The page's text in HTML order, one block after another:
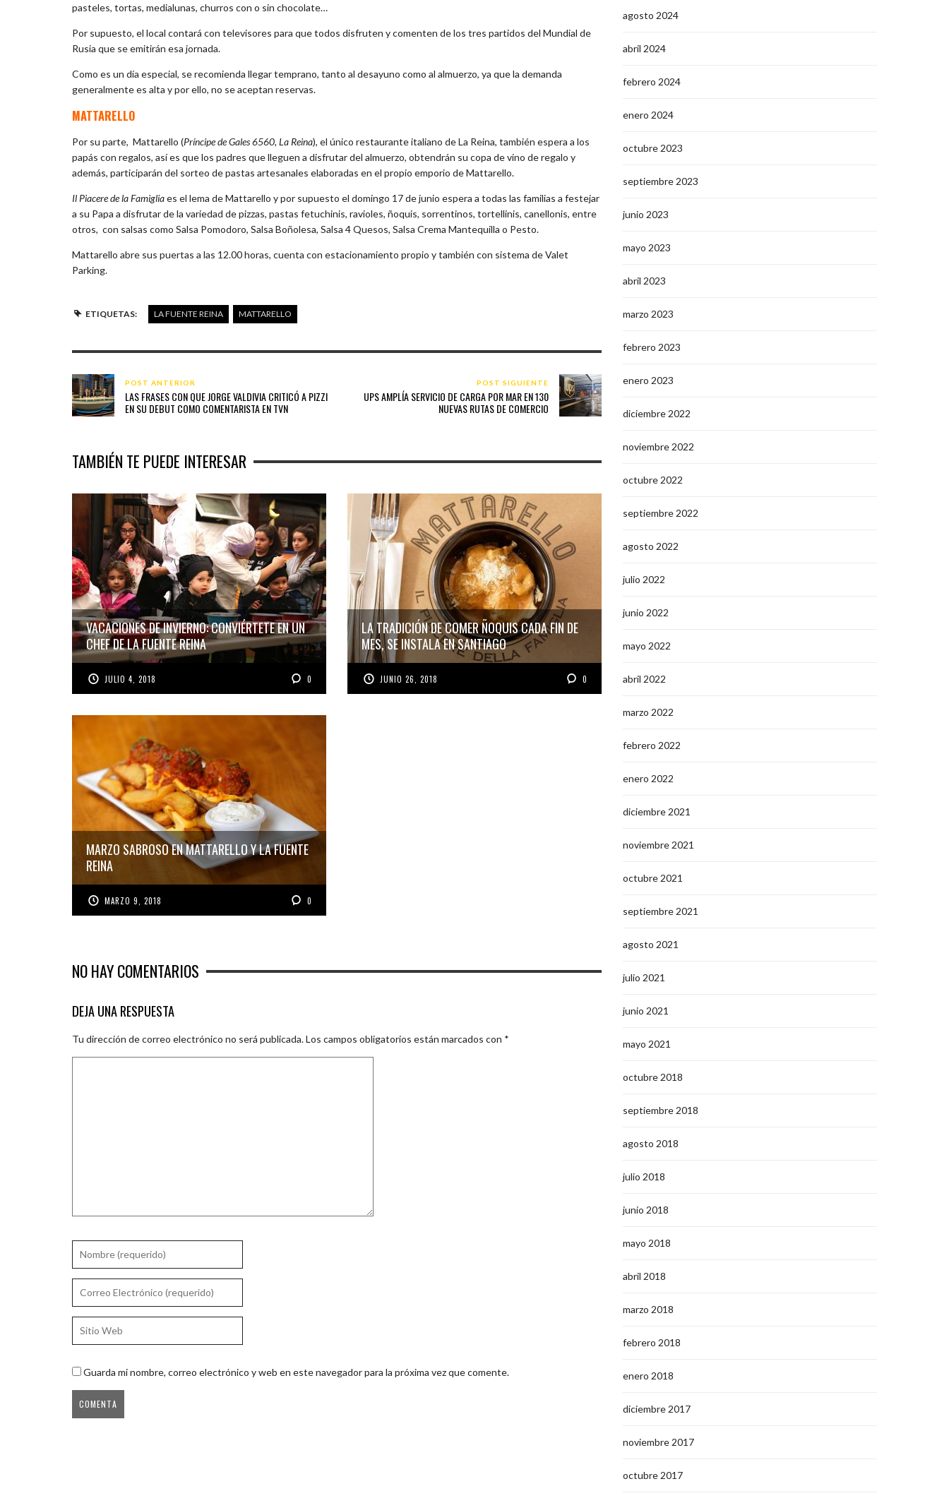
pasteles, tortas, medialunas, churros con o sin chocolate…
Por supuesto, el local contará con televisores para que todos disfruten y comenten de los tres partidos del Mundial de
Rusia que se emitirán esa jornada.
Como es un día especial, se recomienda llegar temprano, tanto al desayuno como al almuerzo, ya que la demanda
generalmente es alta y por ello, no se aceptan reservas.
MATTARELLO
Por su parte, Mattarello (Príncipe de Gales 6560, La Reina), el único restaurante italiano de La Reina, también espera a los
papás con regalos, así es que los padres que lleguen a disfrutar del almuerzo, obtendrán su copa de vino de regalo y
además, participarán del sorteo de pastas artesanales elaboradas en el propio emporio de Mattarello.
Il Piacere de la Famigliaes el lema de Mattarello y por supuesto el domingo 17 de junio espera a todas las familias a festejar
a su Papa a disfrutar de la variedad de pizzas, pastas fetuchinis, ravioles, ñoquis, sorrentinos, tortellinis, canellonis, entre
otros, con salsas como Salsa Pomodoro, Salsa Boñolesa, Salsa 4 Quesos, Salsa Crema Mantequilla o Pesto.
Mattarello abre sus puertas a las 12.00 horas, cuenta con estacionamiento propio y también con sistema de Valet
Parking.
ETIQUETAS: LA FUENTE REINA MATTARELLO
POST ANTERIOR
LAS FRASES CON QUE JORGE VALDIVIA CRITICÓ A PIZZI
EN SU DEBUT COMO COMENTARISTA EN TVN
POST SIGUIENTE
UPS AMPLÍA SERVICIO DE CARGA POR MAR EN 130
NUEVAS RUTAS DE COMERCIO
TAMBIÉN TE PUEDE INTERESAR
VACACIONES DE INVIERNO: CONVIÉRTETE EN UN
CHEF DE LA FUENTE REINA
JULIO 4, 2018 0
LA TRADICIÓN DE COMER ÑOQUIS CADA FIN DE
MES, SE INSTALA EN SANTIAGO
JUNIO 26, 2018 0
MARZO SABROSO EN MATTARELLO Y LA FUENTE
REINA
MARZO 9, 2018 0
NO HAY COMENTARIOS
DEJA UNA RESPUESTA
Tu dirección de correo electrónico no será publicada.Los campos obligatorios están marcados con *
Guarda mi nombre, correo electrónico y web en este navegador para la próxima vez que comente.
agosto 2024
abril 2024
febrero 2024
enero 2024
octubre 2023
septiembre 2023
junio 2023
mayo 2023
abril 2023
marzo 2023
febrero 2023
enero 2023
diciembre 2022
noviembre 2022
octubre 2022
septiembre 2022
agosto 2022
julio 2022
junio 2022
mayo 2022
abril 2022
marzo 2022
febrero 2022
enero 2022
diciembre 2021
noviembre 2021
octubre 2021
septiembre 2021
agosto 2021
julio 2021
junio 2021
mayo 2021
octubre 2018
septiembre 2018
agosto 2018
julio 2018
junio 2018
mayo 2018
abril 2018
marzo 2018
febrero 2018
enero 2018
diciembre 2017
noviembre 2017
octubre 2017